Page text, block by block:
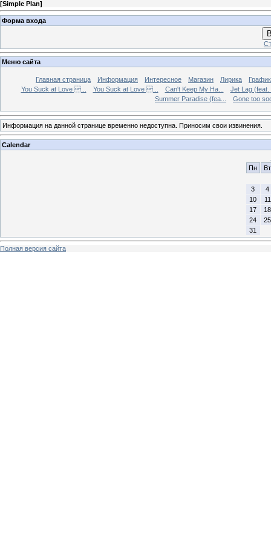
[Simple Plan]
Форма входа
Меню сайта
Главная страница Информация Интересное Магазин Лирика
You Suck at Love ...
You Suck at Love ... Can't Keep My Ha...
Jet Lag (feat.
Summer Paradise (fea...
Gone too
Информация на данной странице временно недоступна. Приносим свои извинения.
Calendar
Пн
Вт
3
4
10
11
17
18
24
25
31
Полная версия сайта